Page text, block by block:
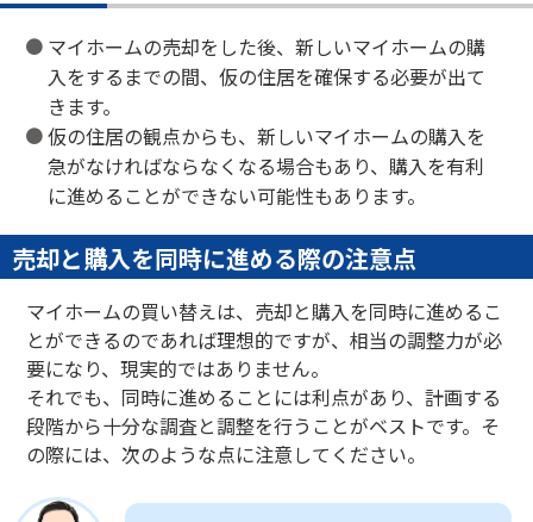
マイホームの売却をした後、新しいマイホームの購
入をするまでの間、仮の住居を確保する必要が出て
きます。
仮の住居の観点からも、新しいマイホームの購入を
急がなければならなくなる場合もあり、購入を有利
に進めることができない可能性もあります。
売却と購入を同時に進める際の注意点
マイホームの買い替えは、売却と購入を同時に進めるこ
とができるのであれば理想的ですが、相当の調整力が必
要になり、現実的ではありません。
それでも、同時に進めることには利点があり、計画する
段階から十分な調査と調整を行うことがベストです。そ
の際には、次のような点に注意してください。